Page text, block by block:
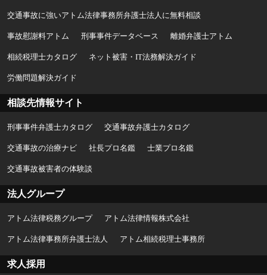
交通事故に強いアトム法律事務所弁護士法人に無料相談
事故慰謝料アトム 刑事事件データベース 離婚弁護士アトム
相続税理士カタログ ネット被害・IT法務解決ガイド
労働問題解決ガイド
相談先情報サイト
刑事事件弁護士カタログ 交通事故弁護士カタログ
交通事故の治療ナビ 社長プロ名鑑 士業プロ名鑑
交通事故被害者の体験談
法人グループ
アトム法律税務グループ アトム法律情報株式会社
アトム法律事務所弁護士法人 アトム相続税理士事務所
求人採用